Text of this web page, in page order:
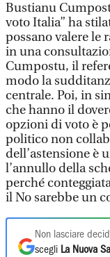
Bustianu
voto Italia” ha
possano valere le
in una
Cumpostu, il
modo la
centrale. Poi, in
che hanno il
opzioni di voto è
politico non
dell’astensione è
l’annullo della
perché
il No sarebbe un
Non lasciare
scegli La Nuova